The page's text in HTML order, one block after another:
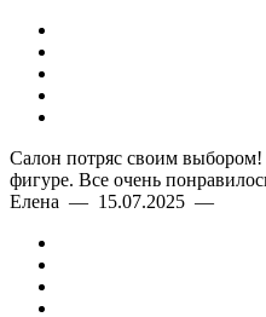
Салон потряс своим
фигуре. Все очень
Елена — 15.07.2025 —